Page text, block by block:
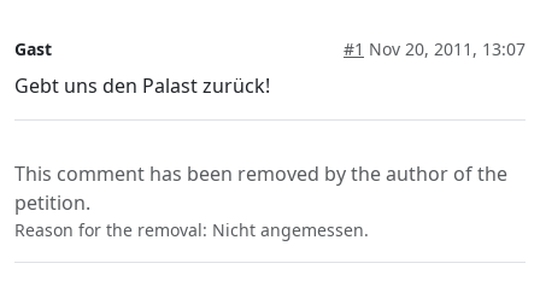
Gast #1 Nov 20, 2011, 13:07
Gebt uns den Palast zurück!
This comment has been removed by the author of the
petition.
Reason for the removal: Nicht angemessen.